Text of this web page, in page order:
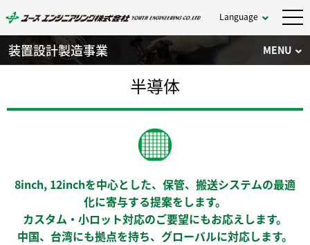
Language
装置設計製造事業 MENU
半導体
8inch, 12inchを中心とした、保管、搬送システムの最適
化に寄与する提案をします。
カスタム・小ロット対応のご要望にもお応えします。
中国、台湾にも拠点を持ち、グローバルに対応します。